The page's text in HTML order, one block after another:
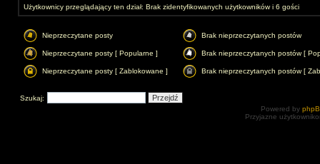
Użytkownicy przeglądający ten dział: Brak zidentyfikowanych użytkowników i 6 gości
Nieprzeczytane posty Brak nieprzeczytanych postów
Nieprzeczytane posty [ Popularne ] Brak nieprzeczytanych postów [
Nieprzeczytane posty [ Zablokowane ] Brak nieprzeczytanych postów [
Szukaj:
Powered by
Przyjazne